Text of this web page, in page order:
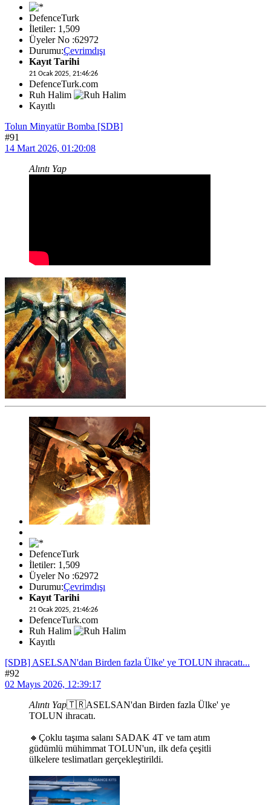
DefenceTurk
İletiler: 1,509
Üyeler No :62972
Durumu:Çevrimdışı
Kayıt Tarihi
21 Ocak 2025, 21:46:26
DefenceTurk.com
Ruh Halim
Kayıtlı
Tolun Minyatür Bomba [SDB]
#91
14 Mart 2026, 01:20:08
Alıntı Yap
DefenceTurk
İletiler: 1,509
Üyeler No :62972
Durumu:Çevrimdışı
Kayıt Tarihi
21 Ocak 2025, 21:46:26
DefenceTurk.com
Ruh Halim
Kayıtlı
[SDB] ASELSAN'dan Birden fazla Ülke' ye TOLUN ihracatı...
#92
02 Mayıs 2026, 12:39:17
Alıntı Yap🇹🇷ASELSAN'dan Birden fazla Ülke' ye
TOLUN ihracatı.
🔸Çoklu taşıma salanı SADAK 4T ve tam atım
güdümlü mühimmat TOLUN'un, ilk defa çeşitli
ülkelere teslimatları gerçekleştirildi.